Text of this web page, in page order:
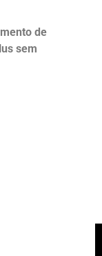
de
sem